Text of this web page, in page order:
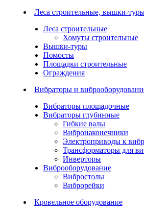
Леса строительные, вышки-
Леса строительные
Хомуты строительные
Вышки-туры
Помосты
Площадки строительные
Ограждения
Вибраторы и
Вибраторы площадочные
Вибраторы глубинные
Гибкие валы
Вибронаконечники
Электроприводы к
Трансформаторы для
Инверторы
Виброоборудование
Вибростолы
Виброрейки
Кровельное оборудование